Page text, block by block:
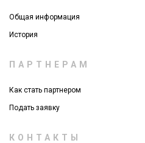
Общая информация
История
ПАРТНЕРАМ
Как стать партнером
Подать заявку
КОНТАКТЫ